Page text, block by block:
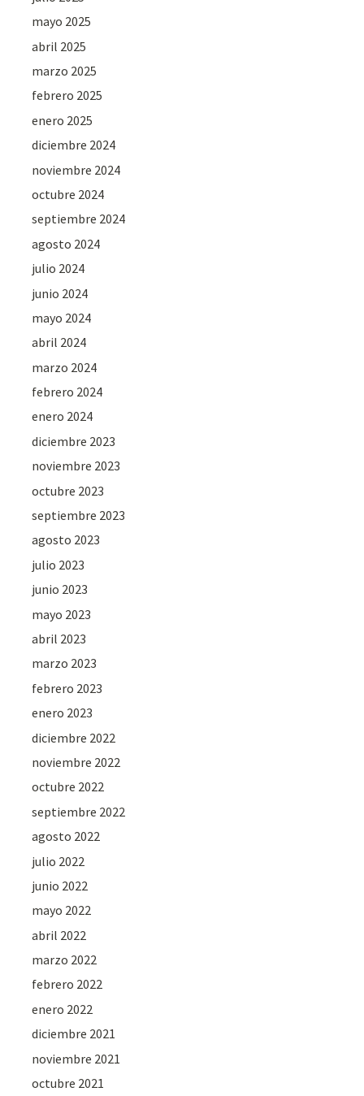
mayo 2025
abril 2025
marzo 2025
febrero 2025
enero 2025
diciembre 2024
noviembre 2024
octubre 2024
septiembre 2024
agosto 2024
julio 2024
junio 2024
mayo 2024
abril 2024
marzo 2024
febrero 2024
enero 2024
diciembre 2023
noviembre 2023
octubre 2023
septiembre 2023
agosto 2023
julio 2023
junio 2023
mayo 2023
abril 2023
marzo 2023
febrero 2023
enero 2023
diciembre 2022
noviembre 2022
octubre 2022
septiembre 2022
agosto 2022
julio 2022
junio 2022
mayo 2022
abril 2022
marzo 2022
febrero 2022
enero 2022
diciembre 2021
noviembre 2021
octubre 2021